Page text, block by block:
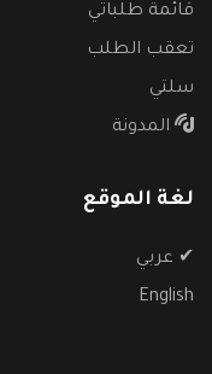
قائمة طلباتي
تعقب الطلب
سلتي
المدونة
لغة الموقع
✔ عربي
English